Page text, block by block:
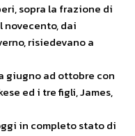
sopra la frazione di
novecento, dai
risiedevano a
giugno ad ottobre con
ed i tre figli, James,
in completo stato di